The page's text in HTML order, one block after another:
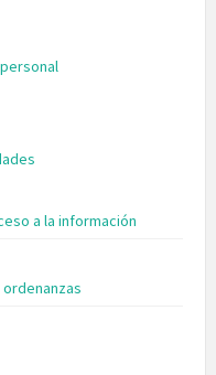
a la información